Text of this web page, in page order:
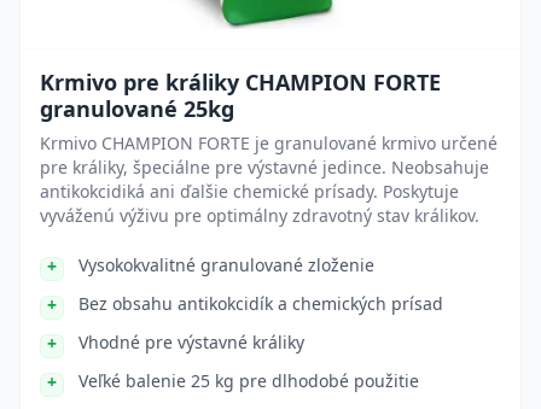
Krmivo pre králiky CHAMPION FORTE
granulované 25kg
Krmivo CHAMPION FORTE je granulované krmivo určené
pre králiky, špeciálne pre výstavné jedince. Neobsahuje
antikokcidiká ani ďalšie chemické prísady. Poskytuje
vyváženú výživu pre optimálny zdravotný stav králikov.
Vysokokvalitné granulované zloženie
Bez obsahu antikokcidík a chemických prísad
Vhodné pre výstavné králiky
Veľké balenie 25 kg pre dlhodobé použitie